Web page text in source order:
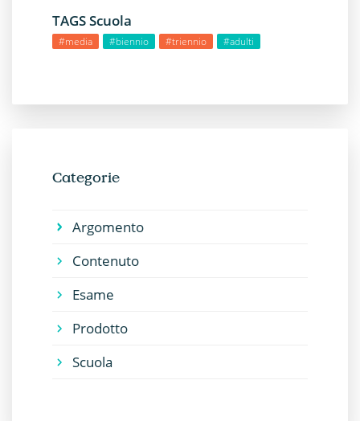
TAGS Scuola
#media #biennio #triennio #adulti
Categorie
Argomento
Contenuto
Esame
Prodotto
Scuola